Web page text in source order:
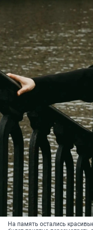
На память остались